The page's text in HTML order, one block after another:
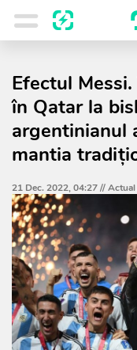
Efectul
în Qatar la
argentinianul
mantia
21 Dec. 2022, 04:27 //Actual